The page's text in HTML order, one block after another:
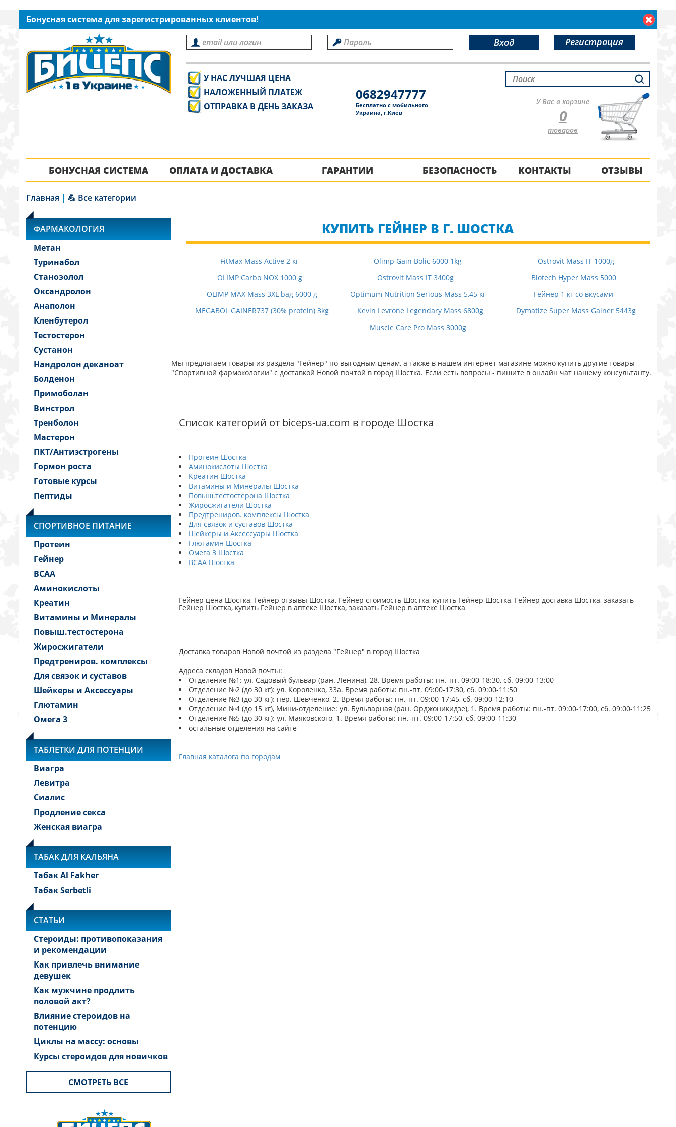
Бонусная система для зарегистрированных клиентов!
Вход Регистрация
У НАС ЛУЧШАЯ ЦЕНА
НАЛОЖЕННЫЙ ПЛАТЕЖ
ОТПРАВКА В ДЕНЬ ЗАКАЗА
0682947777
Бесплатно с мобильного
Украина, г.Киев
У Вас в корзине
0
товаров
БОНУСНАЯ СИСТЕМА ОПЛАТА И ДОСТАВКА ГАРАНТИИ БЕЗОПАСНОСТЬ КОНТАКТЫ ОТЗЫВЫ
Главная | 💪 Все категории
ФАРМАКОЛОГИЯ
Метан
Туринабол
Станозолол
Оксандролон
Анаполон
Кленбутерол
Тестостерон
Сустанон
Нандролон деканоат
Болденон
Примоболан
Винстрол
Тренболон
Мастерон
ПКТ/Антиэстрогены
Гормон роста
Готовые курсы
Пептиды
СПОРТИВНОЕ ПИТАНИЕ
Протеин
Гейнер
BCAA
Аминокислоты
Креатин
Витамины и Минералы
Повыш.тестостерона
Жиросжигатели
Предтрениров. комплексы
Для связок и суставов
Шейкеры и Аксессуары
Глютамин
Омега 3
ТАБЛЕТКИ ДЛЯ ПОТЕНЦИИ
Виагра
Левитра
Сиалис
Продление секса
Женская виагра
ТАБАК ДЛЯ КАЛЬЯНА
Табак Al Fakher
Табак Serbetli
СТАТЬИ
Стероиды: противопоказания
и рекомендации
Как привлечь внимание
девушек
Как мужчине продлить
половой акт?
Влияние стероидов на
потенцию
Циклы на массу: основы
Курсы стероидов для новичков
СМОТРЕТЬ ВСЕ
КУПИТЬ ГЕЙНЕР В Г. ШОСТКА
FitMax Mass Active 2 кг Olimp Gain Bolic 6000 1kg
Ostrovit Mass IT 1000g
OLIMP Carbo NOX 1000 g
Ostrovit Mass IT 3400g
Biotech Hyper Mass 5000
OLIMP MAX Mass 3XL bag 6000 g
Optimum Nutrition Serious Mass 5,45 кг
Гейнер 1 кг со вкусами
MEGABOL GAINER737 (30% protein) 3kg
Kevin Levrone Legendary Mass 6800g
Dymatize Super Mass Gainer 5443g
Muscle Care Pro Mass 3000g
Мы предлагаем товары из раздела "Гейнер" по выгодным ценам, а также в нашем интернет магазине можно купить другие товары
"Спортивной фармокологии" с доставкой Новой почтой в город Шостка. Если есть вопросы - пишите в онлайн чат нашему консультанту.
Список категорий от biceps-ua.com в городе Шостка
Протеин Шостка
Аминокислоты Шостка
Креатин Шостка
Витамины и Минералы Шостка
Повыш.тестостерона Шостка
Жиросжигатели Шостка
Предтрениров. комплексы Шостка
Для связок и суставов Шостка
Шейкеры и Аксессуары Шостка
Глютамин Шостка
Омега 3 Шостка
BCAA Шостка
Гейнер цена Шостка, Гейнер отзывы Шостка, Гейнер стоимость Шостка, купить Гейнер Шостка, Гейнер доставка Шостка, заказать
Гейнер Шостка, купить Гейнер в аптеке Шостка, заказать Гейнер в аптеке Шостка
Доставка товаров Новой почтой из раздела "Гейнер" в город Шостка
Адреса складов Новой почты:
Отделение №1: ул. Садовый бульвар (ран. Ленина), 28. Время работы: пн.-пт. 09:00-18:30, сб. 09:00-13:00
Отделение №2 (до 30 кг): ул. Короленко, 33а. Время работы: пн.-пт. 09:00-17:30, сб. 09:00-11:50
Отделение №3 (до 30 кг): пер. Шевченко, 2. Время работы: пн.-пт. 09:00-17:45, сб. 09:00-12:10
Отделение №4 (до 15 кг), Мини-отделение: ул. Бульварная (ран. Орджоникидзе), 1. Время работы: пн.-пт. 09:00-17:00, сб. 09:00-11:25
Отделение №5 (до 30 кг): ул. Маяковского, 1. Время работы: пн.-пт. 09:00-17:50, сб. 09:00-11:30
остальные отделения на сайте
Главная каталога по городам